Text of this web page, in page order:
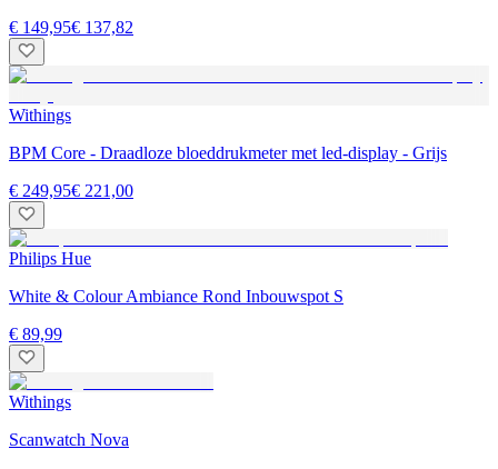
€ 149,95€ 137,82
Withings
BPM Core - Draadloze bloeddrukmeter met led-display - Grijs
€ 249,95€ 221,00
Philips Hue
White & Colour Ambiance Rond Inbouwspot S
€ 89,99
Withings
Scanwatch Nova